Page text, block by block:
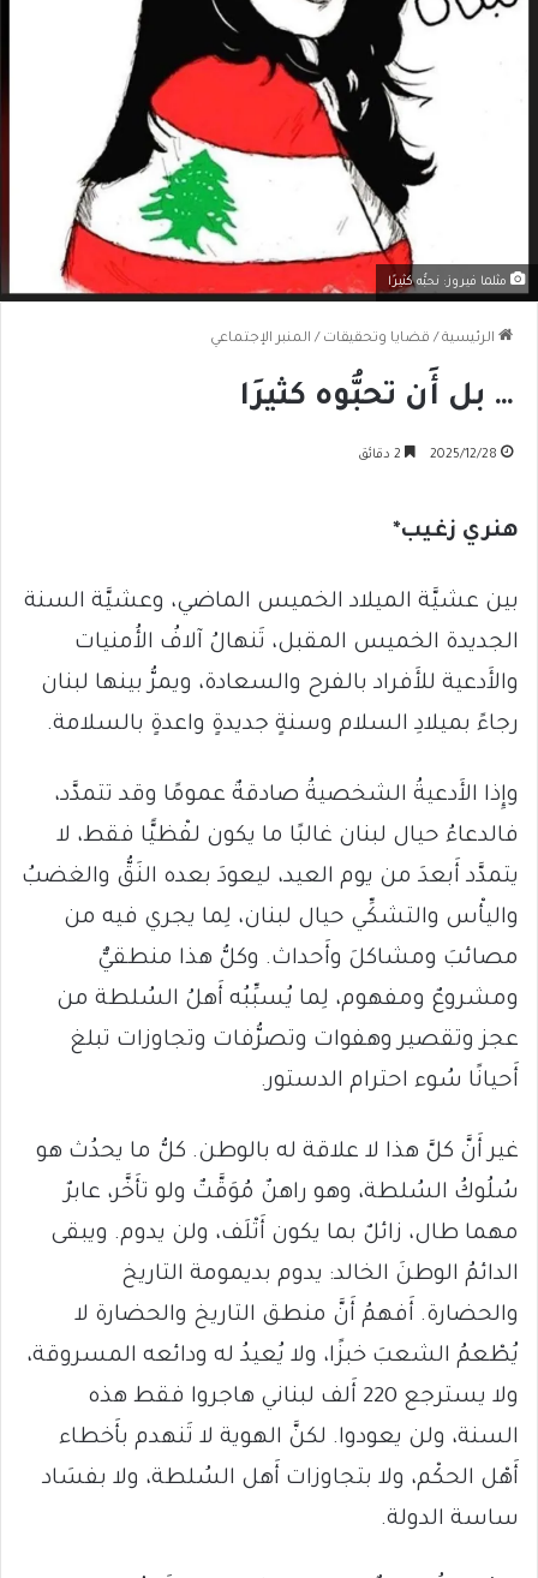
مثلما فيروز: نحبُّه كثيرًا
الرئيسية / قضايا وتحقيقات / المنبر الإجتماعي
… بل أَن تحبُّوه كثيرَا
2025/12/28
هنري زغيب*
بين عشيَّة الميلاد الخميس الماضي، وعشيَّة السنة
الجديدة الخميس المقبل، تَنهالُ آلافُ الأُمنيات
والأَدعية للأَفراد بالفرح والسعادة، ويمرُّ بينها لبنان
رجاءً بميلادِ السلام وسنةٍ جديدةٍ واعدةٍ بالسلامة.
وإِذا الأَدعيةُ الشخصيةُ صادقةٌ عمومًا وقد تتمدَّد،
فالدعاءُ حيال لبنان غالبًا ما يكون لفْظيًّا فقط، لا
يتمدَّد أَبعدَ من يوم العيد، ليعودَ بعده النَقُّ والغضبُ
واليأْس والتشكِّي حيال لبنان، لِما يجري فيه من
مصائبَ ومشاكلَ وأَحداث. وكلُّ هذا منطقيٌّ
ومشروعٌ ومفهوم، لِما يُسبِّبُه أَهلُ السُلطة من
عجز وتقصير وهفوات وتصرُّفات وتجاوزات تبلغ
أَحيانًا سُوء احترام الدستور.
غير أَنَّ كلَّ هذا لا علاقة له بالوطن. كلُّ ما يحدُث هو
سُلُوكُ السُلطة، وهو راهنٌ مُوَقَّتٌ ولو تأَخَّر، عابرٌ
مهما طال، زائلٌ بما يكون أَتْلَف، ولن يدوم. ويبقى
الدائمُ الوطنَ الخالد: يدوم بديمومة التاريخ
والحضارة. أَفهمُ أَنَّ منطق التاريخ والحضارة لا
يُطْعمُ الشعبَ خبزًا، ولا يُعيدُ له ودائعه المسروقة،
ولا يسترجع 220 أَلف لبناني هاجروا فقط هذه
السنة، ولن يعودوا. لكنَّ الهوية لا تَنهدم بأَخطاء
أَهْل الحكْم، ولا بتجاوزات أَهل السُلطة، ولا بفسَاد
ساسة الدولة.